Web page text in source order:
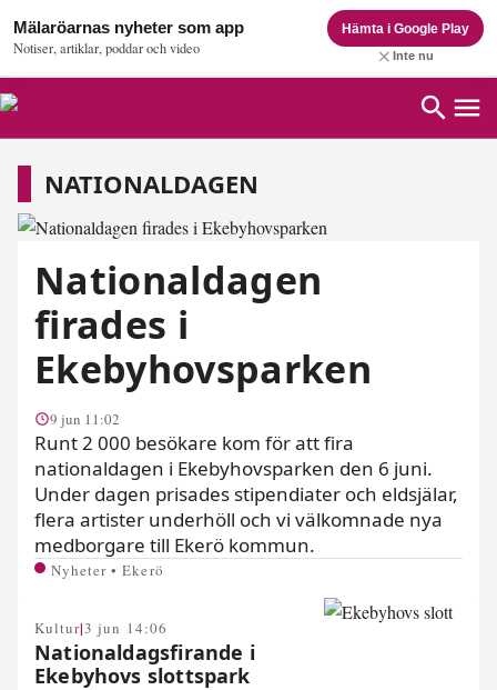
Mälaröarnas nyheter som app
Notiser, artiklar, poddar och video
Hämta i Google Play
Inte nu
Nationaldagen
NATIONALDAGEN
Nationaldagen
firades i
Ekebyhovsparken
9 jun 11:02
Runt 2 000 besökare kom för att fira
nationaldagen i Ekebyhovsparken den 6 juni.
Under dagen prisades stipendiater och eldsjälar,
flera artister underhöll och vi välkomnade nya
medborgare till Ekerö kommun.
Nyheter • Ekerö
Kultur|3 jun 14:06
Nationaldagsfirande i
Ekebyhovs slottspark